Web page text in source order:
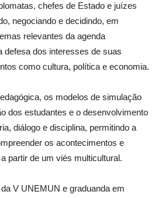
chefes de Estado e juízes
negociando e decidindo, em
relevantes da agenda
defesa dos interesses de suas
como cultura, política e economia.
os modelos de simulação
dos estudantes e o desenvolvimento
diálogo e disciplina, permitindo a
os acontecimentos e
partir de um viés multicultural.
V UNEMUN e graduanda em